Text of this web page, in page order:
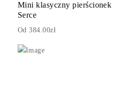
Mini klasyczny pierścionek
Serce
Od 384.00zł